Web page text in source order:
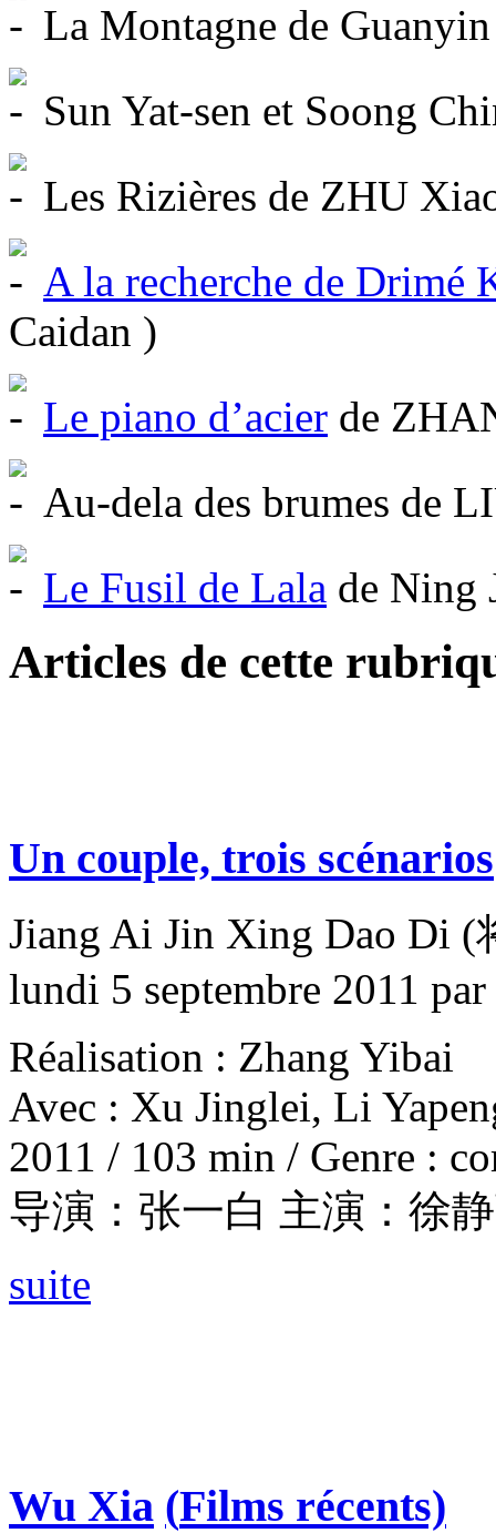
La Montagne de
Sun Yat-sen et Soong
Les Rizières de ZHU
A la recherche de Drimé
Caidan )
Le piano d’acier de
Au-dela des brumes de
Le Fusil de Lala de Ning
Articles de cette
Un couple, trois scénarios
Jiang Ai Jin Xing Dao Di
lundi 5 septembre 2011 par
Réalisation : Zhang Yibai
Avec : Xu Jinglei, Li
2011 / 103 min / Genre :
导演：张一白 主演：徐
suite
Wu Xia (Films récents)